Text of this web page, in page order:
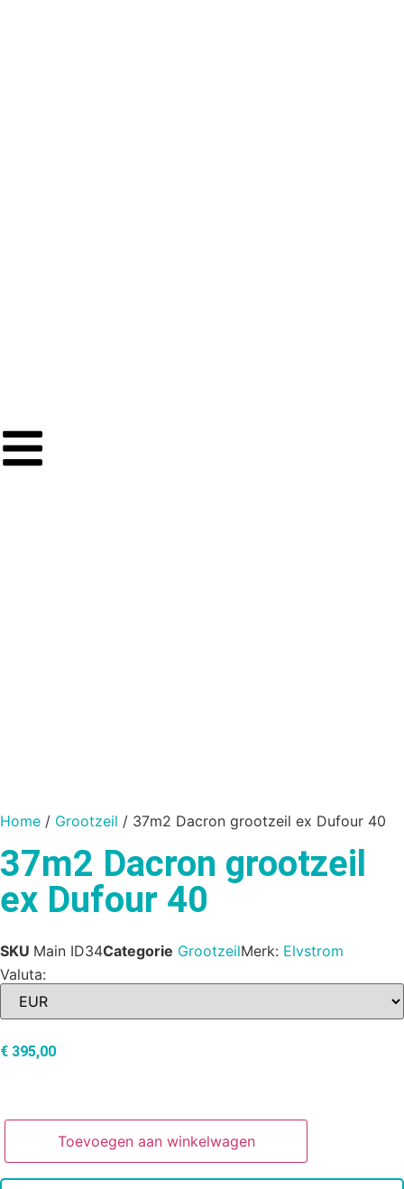
Home / Grootzeil / 37m2 Dacron grootzeil ex Dufour 40
37m2 Dacron grootzeil
ex Dufour 40
SKU Main ID34Categorie GrootzeilMerk: Elvstrom
Valuta:
€ 395,00
Toevoegen aan winkelwagen